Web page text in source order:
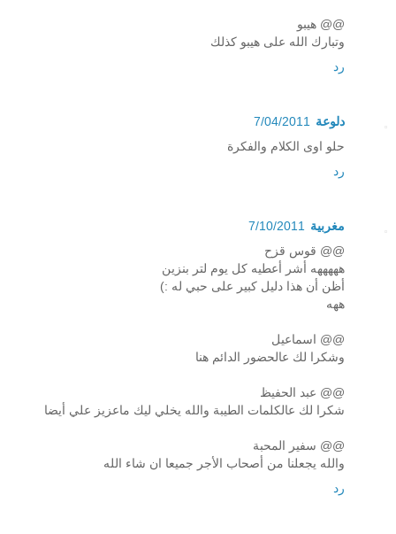
@@ هيبو
وتبارك الله على هيبو كذلك
رد
دلوعة
7/04/2011
حلو اوى الكلام والفكرة
رد
مغربية
7/10/2011
@@ قوس قزح
هههههه أشر أعطيه كل يوم لتر بنزين
أظن أن هذا دليل كبير على حبي له :)
ههه
@@ اسماعيل
وشكرا لك عالحضور الدائم هنا
@@ عبد الحفيظ
شكرا لك عالكلمات الطيبة والله يخلي ليك ماعزيز علي أيضا
@@ سفير المحبة
والله يجعلنا من أصحاب الأجر جميعا ان شاء الله
رد